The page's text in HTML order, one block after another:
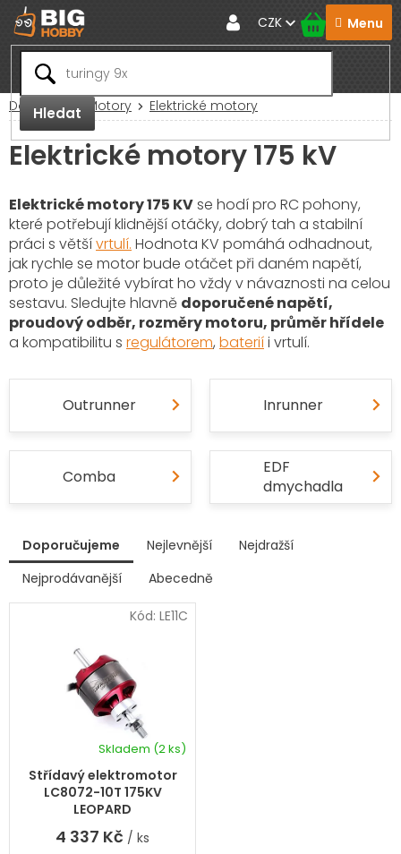
Přejít
na
obsah
Hledat
CZK
Domů RC Motory Elektrické motory
Elektrické motory 175 kV
Elektrické motory 175 KVse hodí pro RC pohony,
které potřebují klidnější otáčky, dobrý tah a stabilní
práci s většívrtulí. Hodnota KV pomáhá odhadnout,
jak rychle se motor bude otáčet při daném napětí,
proto je důležité vybírat ho vždy v návaznosti na celou
sestavu. Sledujte hlavně doporučené napětí,
proudový odběr, rozměry motoru, průměr hřídele
a kompatibilitu s regulátorem, bateriíi vrtulí.
Outrunner Inrunner
Comba
EDF
dmychadla
a
Doporučujeme Nejlevnější
Nejdražší
Nejprodávanější
Abecedně
ý
i
Střídavý elektromotor
LC8072-10T 175KV
LEOPARD
Skladem (2 ks)
4 337 Kč / ks
Kód: LE11C